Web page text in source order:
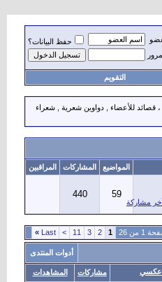
حفظ البيانات؟
التقويم
قصائد للأعضاء , دواوين شعرية , شعراء
المواضيع المشاركات
المراقبين
59
440
1 من 26 1
2
3
11
>
Last
»
أدوات المنتدى
مشاركات المشاهدات